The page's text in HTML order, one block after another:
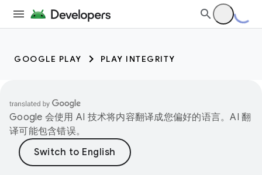
GOOGLE PLAY PLAY INTEGRITY
Google 会使用 AI 技术将内容翻译成您偏好的语言。AI 翻
译可能包含错误。